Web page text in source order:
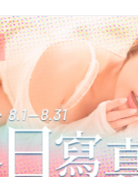
活樣貌及海洋知識
館的展覽內容與功能
豐富物種與生態互動
造與求生方式
影響海洋環境
生態浩劫的關係
洋生物造成的危機
共同的海洋家園